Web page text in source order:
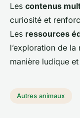
Les contenus
curiosité et
Les ressources
l’exploration de
manière ludique
Autres animaux